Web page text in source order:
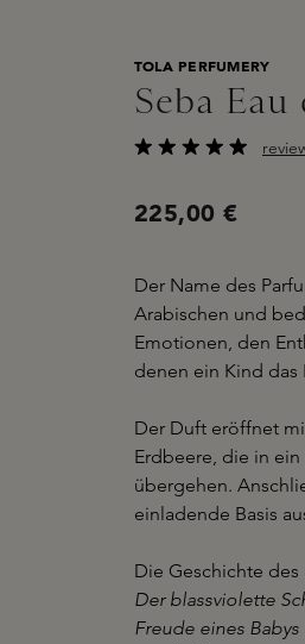
TOLA PERFUMERY
Seba Eau
225,00 €
Der Name des
Arabischen und
Emotionen, den
denen ein Kind das
Der Duft eröffnet
Erdbeere, die in
übergehen.
einladende Basis
Die Geschichte des
Der blassviolette
Freude eines